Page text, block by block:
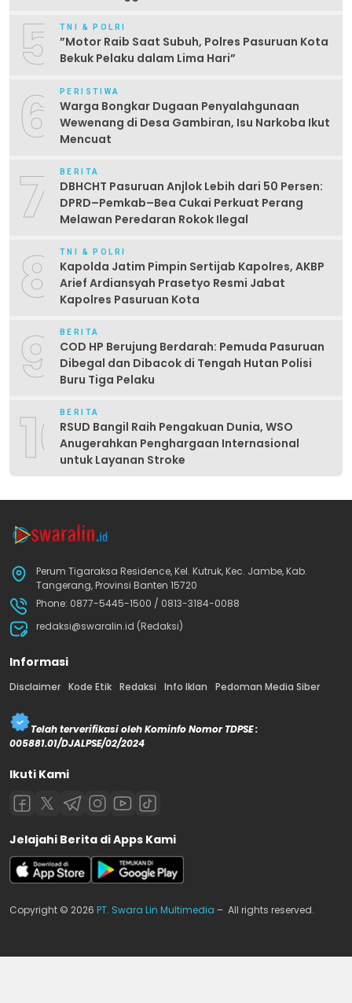
5 TNI & POLRI
‎”Motor Raib Saat Subuh, Polres Pasuruan Kota
Bekuk Pelaku dalam Lima Hari” ‎
6 PERISTIWA
Warga Bongkar Dugaan Penyalahgunaan
Wewenang di Desa Gambiran, Isu Narkoba Ikut
Mencuat
7 BERITA
DBHCHT Pasuruan Anjlok Lebih dari 50 Persen:
DPRD–Pemkab–Bea Cukai Perkuat Perang
Melawan Peredaran Rokok Ilegal
8 TNI & POLRI
Kapolda Jatim Pimpin Sertijab Kapolres, AKBP
Arief Ardiansyah Prasetyo Resmi Jabat
Kapolres Pasuruan Kota
9 BERITA
COD HP Berujung Berdarah: Pemuda Pasuruan
Dibegal dan Dibacok di Tengah Hutan Polisi
Buru Tiga Pelaku
10BERITA
RSUD Bangil Raih Pengakuan Dunia, WSO
Anugerahkan Penghargaan Internasional
untuk Layanan Stroke
Perum Tigaraksa Residence, Kel. Kutruk, Kec. Jambe, Kab.
Tangerang, Provinsi Banten 15720
Phone: 0877-5445-1500 / 0813-3184-0088
redaksi@swaralin.id (Redaksi)
Informasi
Disclaimer Kode Etik Redaksi Info Iklan Pedoman Media Siber
Telah terverifikasi oleh Kominfo Nomor TDPSE :
005881.01/DJALPSE/02/2024
Ikuti Kami
Jelajahi Berita di Apps Kami
Copyright © 2026 PT. Swara Lin Multimedia – All rights reserved.